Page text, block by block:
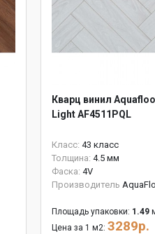
Кварц винил
Light AF4511PQL
Класс: 43 класс
Толщина: 4.5 мм
Фаска: 4V
Производитель
Площадь упаковки: 1.49
Цена за 1 м2: 3289р.